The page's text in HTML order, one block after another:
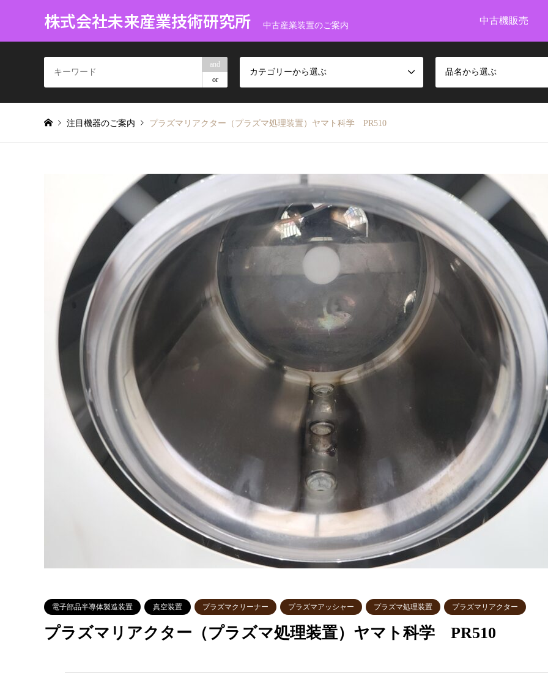
株式会社未来産業技術研究所 中古産業装置のご案内 中古機販売
and
or
カテゴリーから選ぶ 品名から選ぶ
注目機器のご案内 プラズマリアクター（プラズマ処理装置）ヤマト科学 PR510
電子部品半導体製造装置 真空装置 プラズマクリーナー プラズマアッシャー プラズマ処理装置 プラズマリアクター
プラズマリアクター（プラズマ処理装置）ヤマト科学 PR510